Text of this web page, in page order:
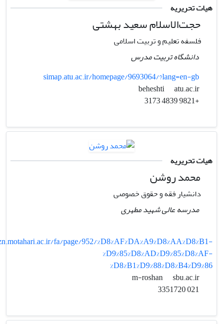
هیات تحریریه
حجت‌الاسلام سعید بهشتی
فلسفه تعلیم و تربیت اسلامی
دانشگاه تربیت مدرس
simap.atu.ac.ir/homepage/9693064/?lang=en-gb
beheshti
atu.ac.ir
+9821 4839 3173
هیات تحریریه
محمد روشن
دانشیار فقه و حقوق خصوصی
مدرسه عالی شهید مطهری
fa/page/952/%D8%AF%DA%A9%D8%AA%D8%B1-
%D9%85%D8%AD%D9%85%D8%AF-
%D8%B1%D9%88%D8%B4%D9%86
m-roshan
sbu.ac.ir